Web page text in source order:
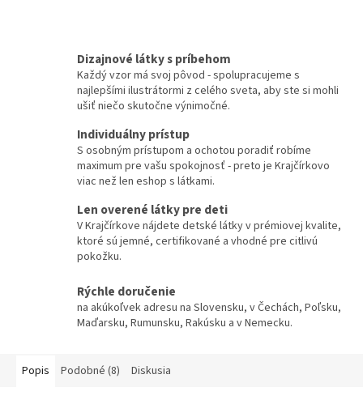
Dizajnové látky s príbehom
Každý vzor má svoj pôvod - spolupracujeme s
najlepšími ilustrátormi z celého sveta, aby ste si mohli
ušiť niečo skutočne výnimočné.
Individuálny prístup
S osobným prístupom a ochotou poradiť robíme
maximum pre vašu spokojnosť - preto je Krajčírkovo
viac než len eshop s látkami.
Len overené látky pre deti
V Krajčírkove nájdete detské látky v prémiovej kvalite,
ktoré sú jemné, certifikované a vhodné pre citlivú
pokožku.
Rýchle doručenie
na akúkoľvek adresu na Slovensku, v Čechách, Poľsku,
Maďarsku, Rumunsku, Rakúsku a v Nemecku.
Popis Podobné (8) Diskusia